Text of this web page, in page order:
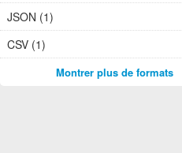
JSON (1)
CSV (1)
Montrer plus de formats